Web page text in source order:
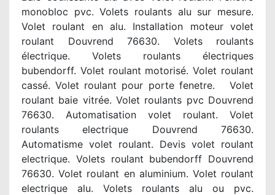
monobloc pvc. Volets roulants alu sur mesure.
Volet roulant en alu. Installation moteur volet
roulant Douvrend 76630. Volets roulants
électrique. Volets roulants électriques
bubendorff. Volet roulant motorisé. Volet roulant
cassé. Volet roulant pour porte fenetre. Volet
roulant baie vitrée. Volet roulants pvc Douvrend
76630. Automatisation volet roulant. Volet
roulants electrique Douvrend 76630.
Automatisme volet roulant. Devis volet roulant
electrique. Volets roulant bubendorff Douvrend
76630. Volet roulant en aluminium. Volet roulant
electrique alu. Volets roulants alu ou pvc.